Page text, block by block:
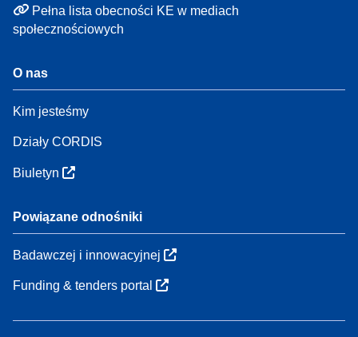
Pełna lista obecności KE w mediach
społecznościowych
O nas
Kim jesteśmy
Działy CORDIS
Biuletyn
Powiązane odnośniki
Badawczej i innowacyjnej
Funding & tenders portal